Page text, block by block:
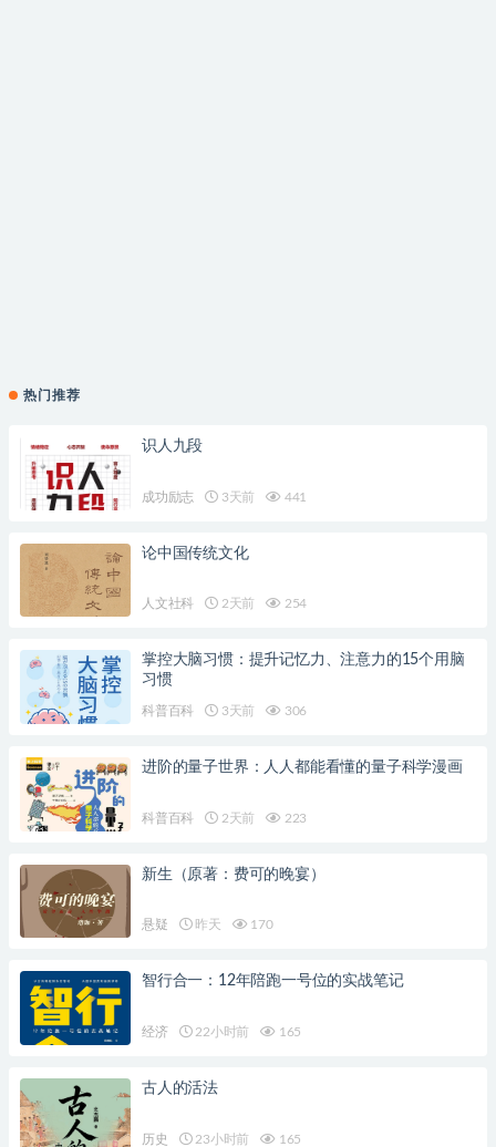
热门推荐
识人九段
成功励志 3天前 441
论中国传统文化
人文社科 2天前 254
掌控大脑习惯：提升记忆力、注意力的15个用脑
习惯
科普百科 3天前 306
进阶的量子世界：人人都能看懂的量子科学漫画
科普百科 2天前 223
新生（原著：费可的晚宴）
悬疑 昨天 170
智行合一：12年陪跑一号位的实战笔记
经济 22小时前 165
古人的活法
历史 23小时前 165